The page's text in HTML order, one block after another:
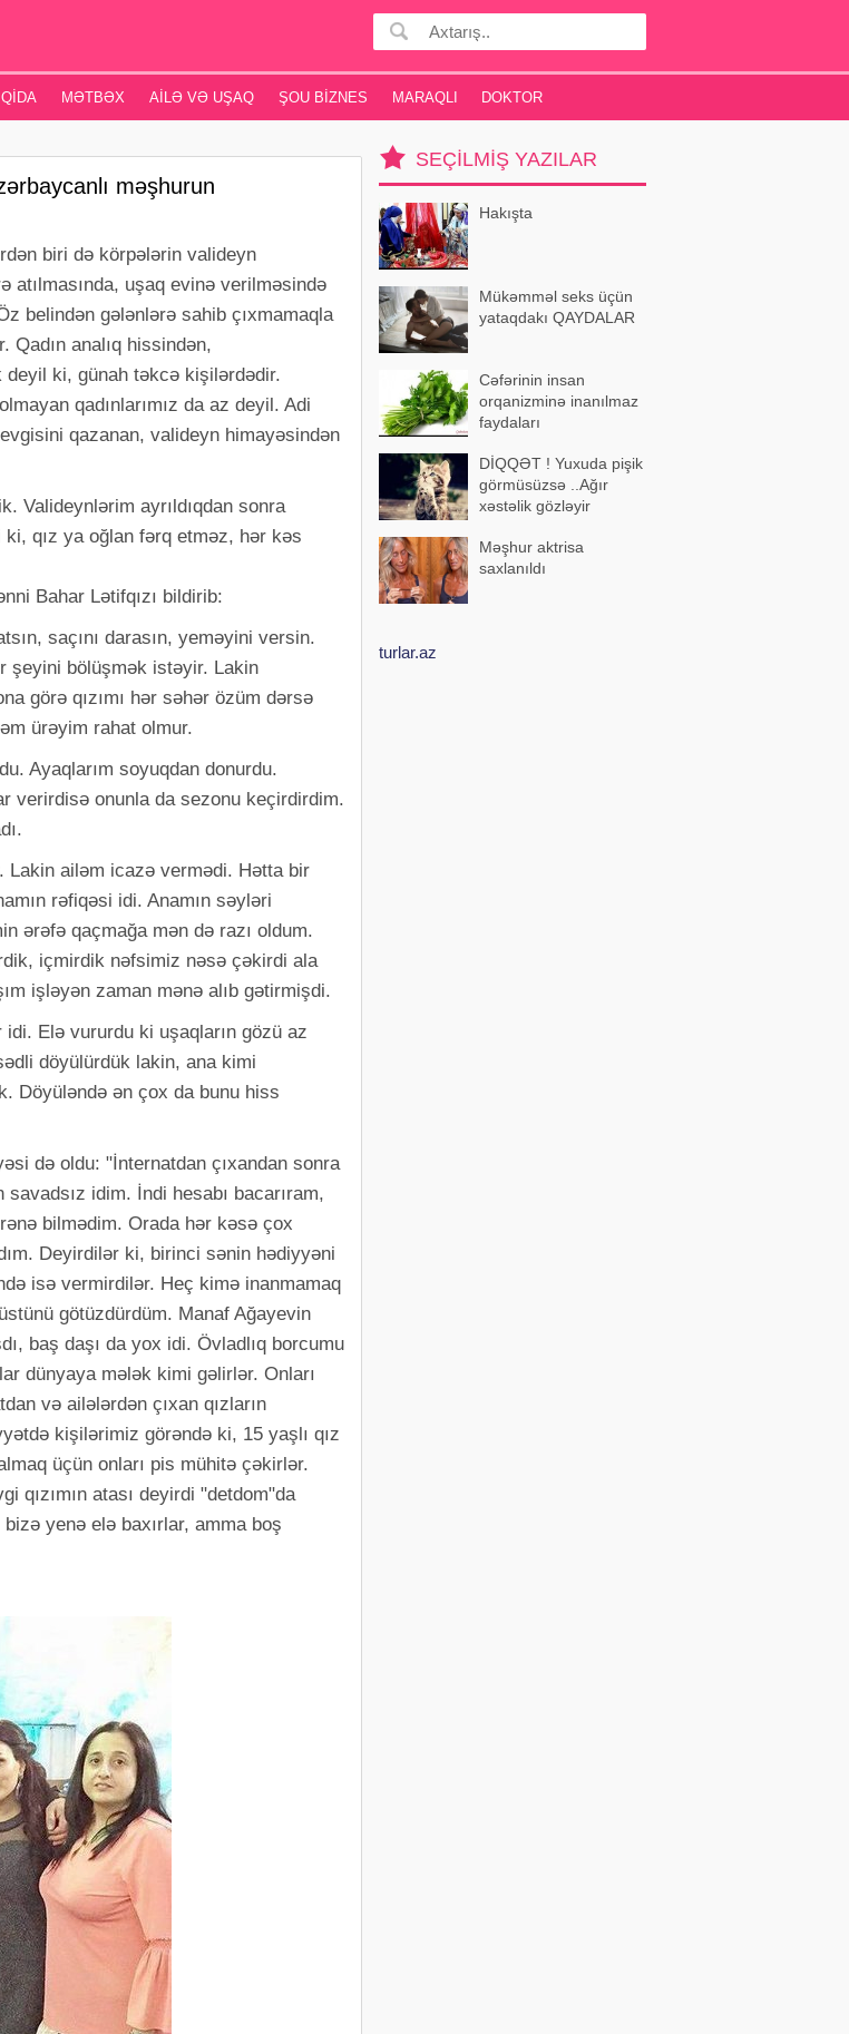
MƏTBƏX AILƏ VƏ UŞAQ ŞOU BIZNES MARAQLI DOKTOR
məşhurun
biri də körpələrin valideyn
atılmasında, uşaq evinə verilməsində
belindən gələnlərə sahib çıxmamaqla
Qadın analıq hissindən,
ki, günah təkcə kişilərdədir.
qadınlarımız da az deyil. Adi
qazanan, valideyn himayəsindən
Valideynlərim ayrıldıqdan sonra
qız ya oğlan fərq etməz, hər kəs
Bahar Lətifqızı bildirib:
saçını darasın, yeməyini versin.
şeyini bölüşmək istəyir. Lakin
görə qızımı hər səhər özüm dərsə
ürəyim rahat olmur.
Ayaqlarım soyuqdan donurdu.
verirdisə onunla da sezonu keçirdirdim.
Lakin ailəm icazə vermədi. Hətta bir
rəfiqəsi idi. Anamın səyləri
ərəfə qaçmağa mən də razı oldum.
içmirdik nəfsimiz nəsə çəkirdi ala
işləyən zaman mənə alıb gətirmişdi.
Elə vururdu ki uşaqların gözü az
döyülürdük lakin, ana kimi
Döyüləndə ən çox da bunu hiss
də oldu: "İnternatdan çıxandan sonra
idim. İndi hesabı bacarıram,
bilmədim. Orada hər kəsə çox
Deyirdilər ki, birinci sənin hədiyyəni
isə vermirdilər. Heç kimə inanmamaq
götüzdürdüm. Manaf Ağayevin
baş daşı da yox idi. Övladlıq borcumu
dünyaya mələk kimi gəlirlər. Onları
və ailələrdən çıxan qızların
kişilərimiz görəndə ki, 15 yaşlı qız
üçün onları pis mühitə çəkirlər.
atası deyirdi "detdom"da
yenə elə baxırlar, amma boş
SEÇILMIŞ YAZILAR
Hakışta
Mükəmməl seks üçün
yataqdakı QAYDALAR
Cəfərinin insan
orqanizminə inanılmaz
faydaları
DİQQƏT ! Yuxuda pişik
görmüsüzsə ..Ağır
xəstəlik gözləyir
Məşhur aktrisa
saxlanıldı
turlar.az